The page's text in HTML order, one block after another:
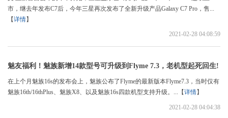
市，继去年发布C7后，今年三星再次发布了全新升级产品Galaxy C7 Pro，售...
【详情】
2021-02-28 04:08:59
魅友福利！魅族新增14款型号可升级到Flyme 7.3，老机型起死回生!
在上个月魅族16s的发布会上，魅族公布了Flyme的最新版本Flyme7.3，当时仅有
魅族16th/16thPlus、魅族X8、以及魅族16s四款机型支持升级。...【详情】
2021-02-28 04:04:38